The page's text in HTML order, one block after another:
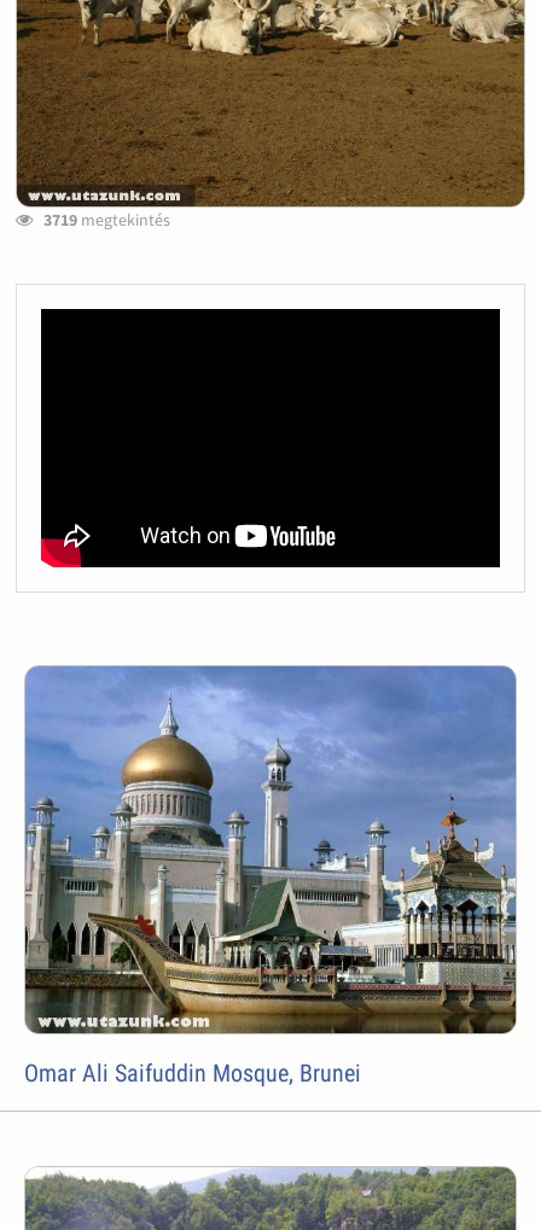
3719megtekintés
Omar Ali Saifuddin Mosque, Brunei